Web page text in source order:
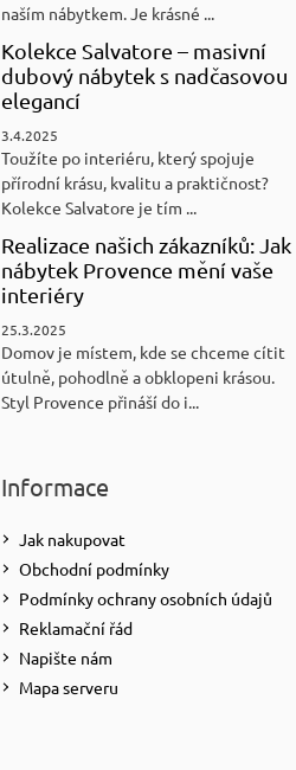
naším nábytkem. Je krásné ...
Kolekce Salvatore – masivní
dubový nábytek s nadčasovou
elegancí
3.4.2025
Toužíte po interiéru, který spojuje
přírodní krásu, kvalitu a praktičnost?
Kolekce Salvatore je tím ...
Realizace našich zákazníků: Jak
nábytek Provence mění vaše
interiéry
25.3.2025
Domov je místem, kde se chceme cítit
útulně, pohodlně a obklopeni krásou.
Styl Provence přináší do i...
Informace
Jak nakupovat
Obchodní podmínky
Podmínky ochrany osobních údajů
Reklamační řád
Napište nám
Mapa serveru